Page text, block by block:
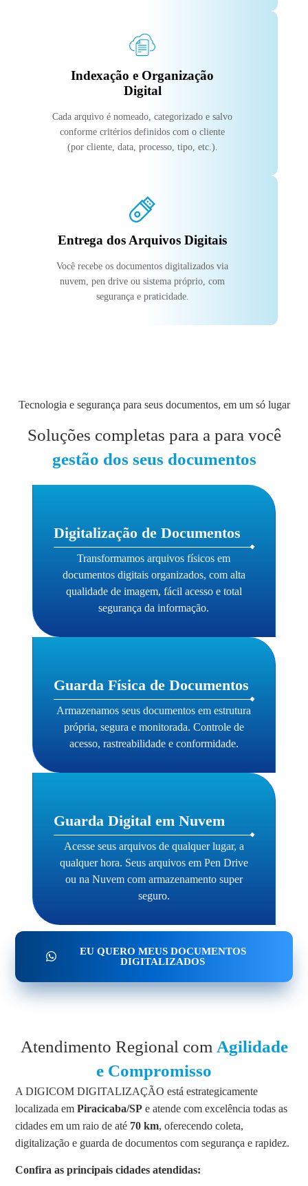
Indexação e Organização
Digital
Cada arquivo é nomeado, categorizado e salvo
conforme critérios definidos com o cliente
(por cliente, data, processo, tipo, etc.).
Entrega dos Arquivos Digitais
Você recebe os documentos digitalizados via
nuvem, pen drive ou sistema próprio, com
segurança e praticidade.
Tecnologia e segurança para seus documentos, em um só lugar
Soluções completas para a para você
gestão dos seus documentos
Digitalização de Documentos
Transformamos arquivos físicos em
documentos digitais organizados, com alta
qualidade de imagem, fácil acesso e total
segurança da informação.
Guarda Física de Documentos
Armazenamos seus documentos em estrutura
própria, segura e monitorada. Controle de
acesso, rastreabilidade e conformidade.
Guarda Digital em Nuvem
Acesse seus arquivos de qualquer lugar, a
qualquer hora. Seus arquivos em Pen Drive
ou na Nuvem com armazenamento super
seguro.
EU QUERO MEUS DOCUMENTOS
DIGITALIZADOS
Atendimento Regional com Agilidade
e Compromisso
A DIGICOM DIGITALIZAÇÃO está estrategicamente
localizada emPiracicaba/SP e atende com excelência todas as
cidades em um raio de até 70 km, oferecendo coleta,
digitalização e guarda de documentos com segurança e rapidez.
Confira as principais cidades atendidas: